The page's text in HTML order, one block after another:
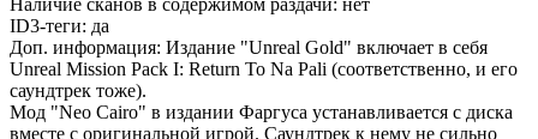
Наличие сканов в содержимом раздачи: нет
ID3-теги: да
Доп. информация: Издание "Unreal Gold" включает в себя
Unreal Mission Pack I: Return To Na Pali (соответственно, и его
саундтрек тоже).
Мод "Neo Cairo" в издании Фаргуса устанавливается с диска
вместе с оригинальной игрой. Саундтрек к нему не сильно